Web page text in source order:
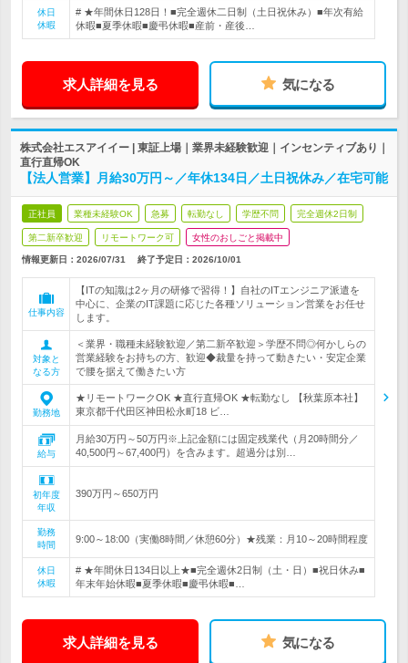
休日
休暇
# ★年間休日128日！■完全週休二日制（土日祝休み）■年次有給
休暇■夏季休暇■慶弔休暇■産前・産後…
求人詳細を見る 気になる
株式会社エスアイイー | 東証上場｜業界未経験歓迎｜インセンティブあり｜
直行直帰OK
【法人営業】月給30万円～／年休134日／土日祝休み／在宅可能
正社員 業種未経験OK 急募 転勤なし 学歴不問 完全週休2日制
第二新卒歓迎 リモートワーク可 女性のおしごと掲載中
情報更新日：2026/07/31 終了予定日： 2026/10/01
仕事内容
【ITの知識は2ヶ月の研修で習得！】自社のITエンジニア派遣を
中心に、企業のIT課題に応じた各種ソリューション営業をお任せ
します。
対象と
なる方
＜業界・職種未経験歓迎／第二新卒歓迎＞学歴不問◎何かしらの
営業経験をお持ちの方、歓迎◆裁量を持って動きたい・安定企業
で腰を据えて働きたい方
勤務地
★リモートワークOK ★直行直帰OK ★転勤なし 【秋葉原本社】
東京都千代田区神田松永町18 ビ…
給与
月給30万円～50万円※上記金額には固定残業代（月20時間分／
40,500円～67,400円）を含みます。超過分は別…
初年度
年収
390万円～650万円
勤務
時間
9:00～18:00（実働8時間／休憩60分）★残業：月10～20時間程度
休日
休暇
# ★年間休日134日以上★■完全週休2日制（土・日）■祝日休み■
年末年始休暇■夏季休暇■慶弔休暇■…
求人詳細を見る 気になる